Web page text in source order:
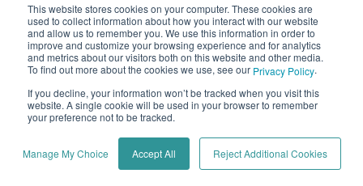
This website stores cookies on your computer. These cookies are
used to collect information about how you interact with our website
and allow us to remember you. We use this information in order to
improve and customize your browsing experience and for analytics
and metrics about our visitors both on this website and other media.
To find out more about the cookies we use, see our Privacy Policy.
If you decline, your information won’t be tracked when you visit this
website. A single cookie will be used in your browser to remember
your preference not to be tracked.
Manage My Choice Accept All Reject Additional Cookies
Détecteur de mouvement IRP
Annonce vocale